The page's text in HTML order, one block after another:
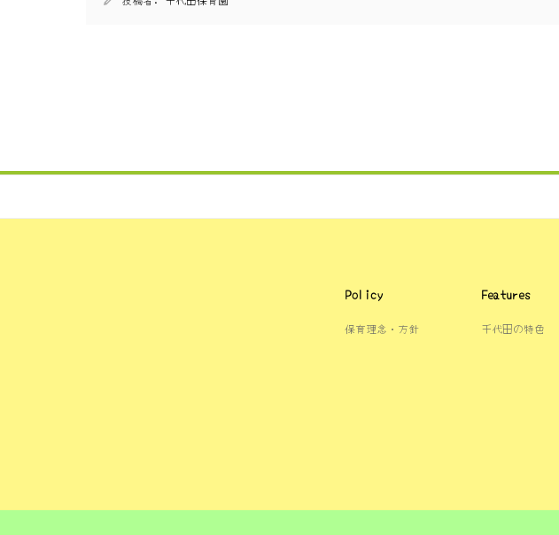
Policy
保育理念・方針
Features
千代田の特色